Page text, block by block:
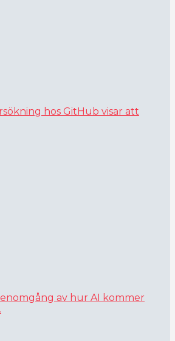
hos GitHub visar att
av hur AI kommer